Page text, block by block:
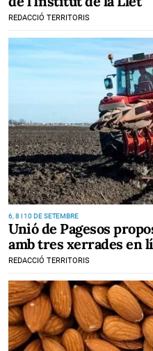
REDACCIÓ TERRITORIS
6, 8 I 10 DE SETEMBRE
Unió de Pagesos
amb tres xerrades en
REDACCIÓ TERRITORIS